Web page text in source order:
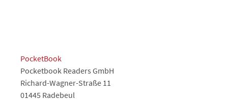
PocketBook
Pocketbook Readers GmbH
Richard-Wagner-Straße 11
01445 Radebeul